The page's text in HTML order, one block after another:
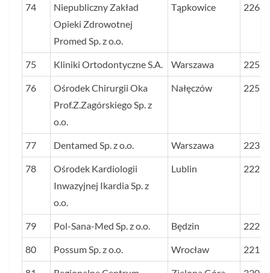
74
Niepubliczny Zakład
Opieki Zdrowotnej
Promed Sp. z o.o.
Tąpkowice 226
75 Kliniki Ortodontyczne S.A. Warszawa 225
76
Ośrodek Chirurgii Oka
Prof.Z.Zagórskiego Sp. z
o.o.
Nałęczów 225
77 Dentamed Sp. z o.o. Warszawa 223
78
Ośrodek Kardiologii
Inwazyjnej Ikardia Sp. z
o.o.
Lublin 222
79 Pol-Sana-Med Sp. z o.o. Będzin 222
80 Possum Sp. z o.o. Wrocław 221